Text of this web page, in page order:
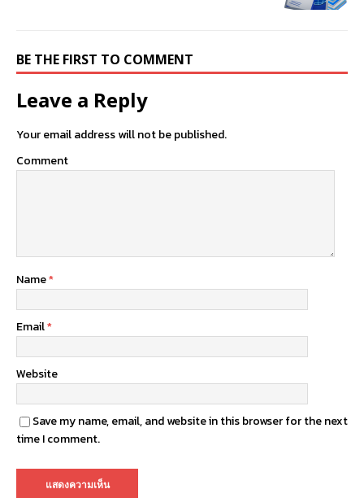
BE THE FIRST TO COMMENT
Leave a Reply
Your email address will not be published.
Comment
Name*
Email*
Website
Save my name, email, and website in this browser for the next
time I comment.